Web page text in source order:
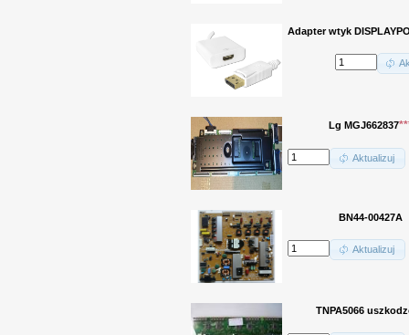
Adapter wtyk
Lg MGJ662837
Aktualizuj
BN44-00427A
Aktualizuj
TNPA5066